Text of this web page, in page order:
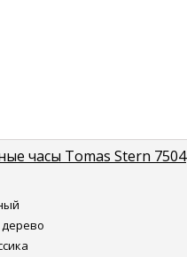
часы Tomas Stern 7504
дерево